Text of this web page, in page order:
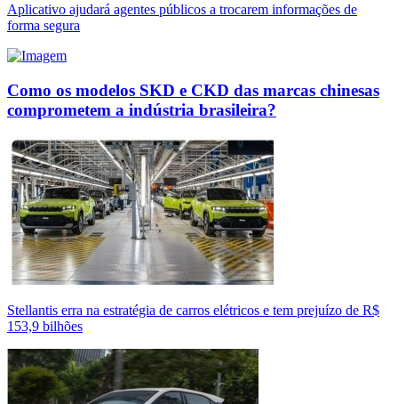
Aplicativo ajudará agentes públicos a trocarem informações de
forma segura
Como os modelos SKD e CKD das marcas chinesas
comprometem a indústria brasileira?
Stellantis erra na estratégia de carros elétricos e tem prejuízo de R$
153,9 bilhões